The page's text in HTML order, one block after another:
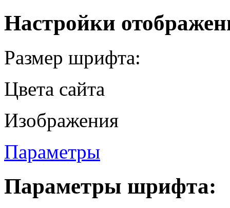
Настройки
Размер шрифта:
Цвета сайта
Изображения
Параметры
Параметры шрифта: